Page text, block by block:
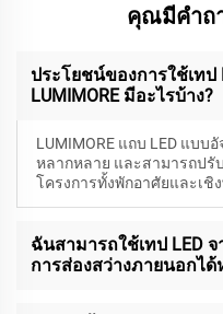
คุณมีคำถ
ประโยชน์ของการใช้เทป
LUMIMORE มีอะไรบ้าง?
LUMIMORE แถบ LED แบ
หลากหลาย และสามารถป
โครงการทั้งพักอาศัยและเชิ
ฉันสามารถใช้เทป LED จ
การส่องสว่างภายนอกได้